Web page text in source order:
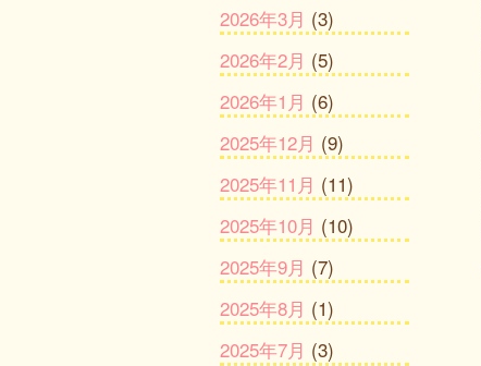
2026年3月 (3)
2026年2月 (5)
2026年1月 (6)
2025年12月 (9)
2025年11月 (11)
2025年10月 (10)
2025年9月 (7)
2025年8月 (1)
2025年7月 (3)